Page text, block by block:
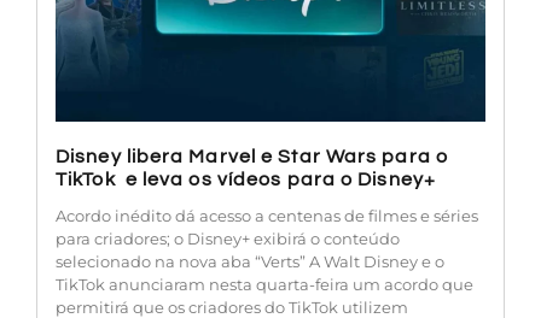
Disney libera Marvel e Star Wars para o
TikTok e leva os vídeos para o Disney+
Acordo inédito dá acesso a centenas de filmes e séries
para criadores; o Disney+ exibirá o conteúdo
selecionado na nova aba “Verts” A Walt Disney e o
TikTok anunciaram nesta quarta-feira um acordo que
permitirá que os criadores do TikTok utilizem